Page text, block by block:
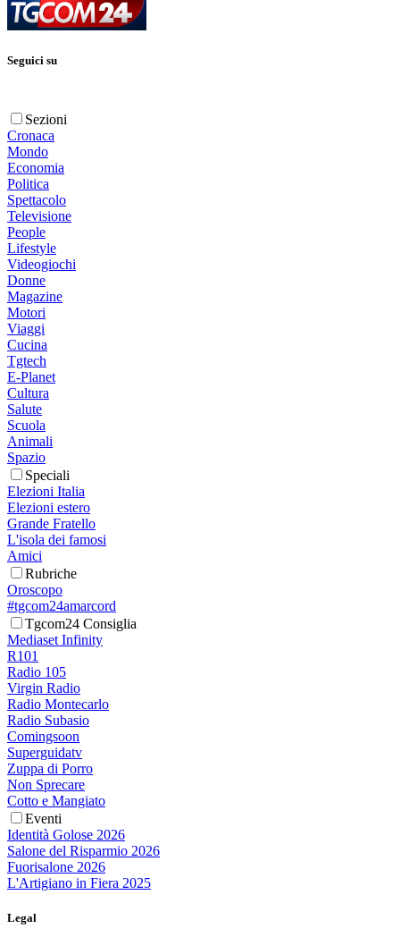
Seguici su
Sezioni
Cronaca
Mondo
Economia
Politica
Spettacolo
Televisione
People
Lifestyle
Videogiochi
Donne
Magazine
Motori
Viaggi
Cucina
Tgtech
E-Planet
Cultura
Salute
Scuola
Animali
Spazio
Speciali
Elezioni Italia
Elezioni estero
Grande Fratello
L'isola dei famosi
Amici
Rubriche
Oroscopo
#tgcom24amarcord
Tgcom24 Consiglia
Mediaset Infinity
R101
Radio 105
Virgin Radio
Radio Montecarlo
Radio Subasio
Comingsoon
Superguidatv
Zuppa di Porro
Non Sprecare
Cotto e Mangiato
Eventi
Identità Golose 2026
Salone del Risparmio 2026
Fuorisalone 2026
L'Artigiano in Fiera 2025
Legal